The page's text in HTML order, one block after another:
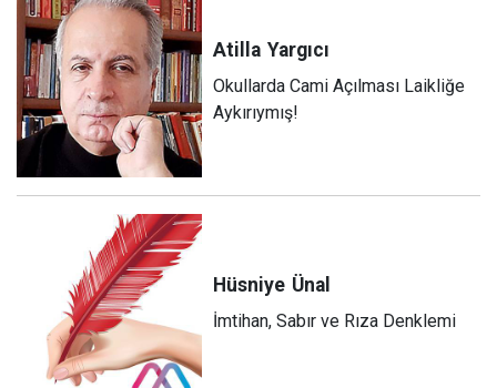
Atilla Yargıcı
Okullarda Cami Açılması Laikliğe
Aykırıymış!
Hüsniye Ünal
İmtihan, Sabır ve Rıza Denklemi